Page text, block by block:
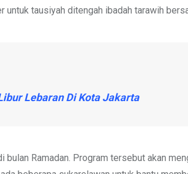
tausiyah ditengah ibadah tarawih
Lebaran Di Kota Jakarta
Ramadan. Program tersebut akan